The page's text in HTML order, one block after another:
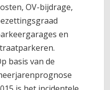
OV-bijdrage,
en
basis van de